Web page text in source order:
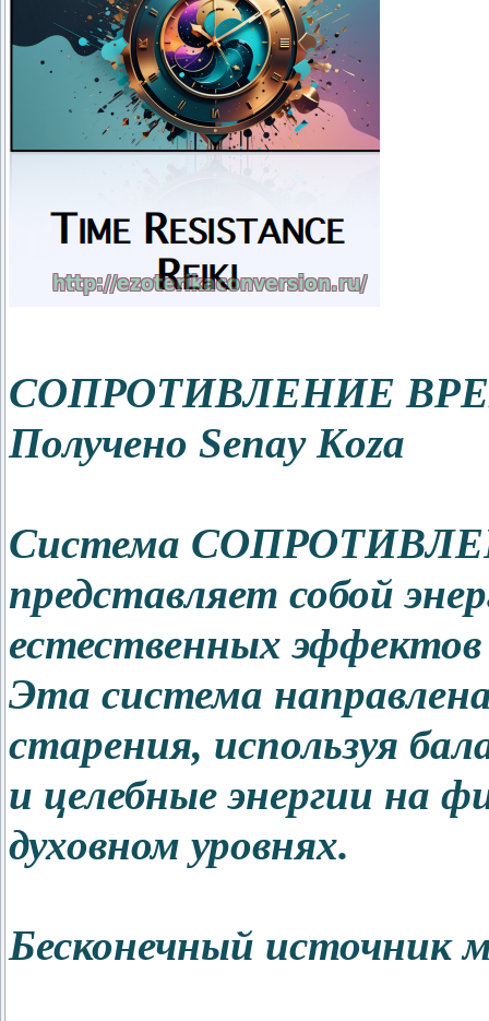
СОПРОТИВЛЕНИЕ
Получено Senay Koza
Система
представляет собой
естественных эффектов
Эта система
старения, используя
и целебные энергии на
духовном уровнях.
Бесконечный источник